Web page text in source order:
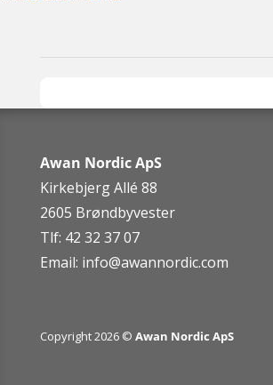
Awan Nordic ApS
Kirkebjerg Allé 88
2605 Brøndbyvester
Tlf: 42 32 37 07
Email: info@awannordic.com
Copyright 2026 © Awan Nordic ApS